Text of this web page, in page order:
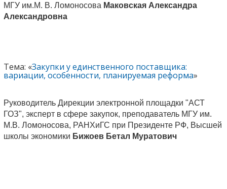
МГУ им.М. В. Ломоносова Маковская Александра
Александровна
Тема: «Закупки у единственного поставщика:
вариации, особенности, планируемая реформа»
Руководитель Дирекции электронной площадки "АСТ
ГОЗ", эксперт в сфере закупок, преподаватель МГУ им.
М.В. Ломоносова, РАНХиГС при Президенте РФ, Высшей
школы экономики Бижоев Бетал Муратович